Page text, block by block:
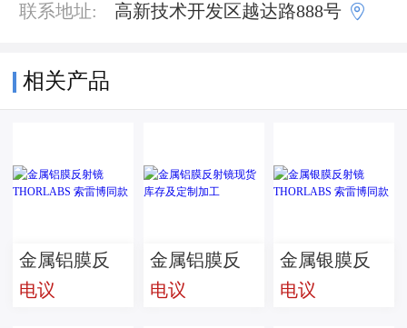
联系地址: 高新技术开发区越达路888号 
相关产品
金属铝膜反
射镜
电议
金属铝膜反
射镜现货库
电议
金属银膜反
射镜
电议